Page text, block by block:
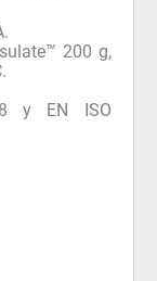
200 g,
y EN ISO